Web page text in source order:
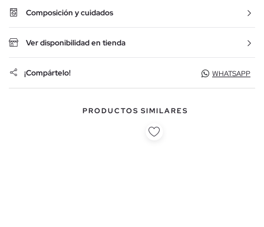
Composición y cuidados
Ver disponibilidad en tienda
¡Compártelo! WHATSAPP
PRODUCTOS SIMILARES